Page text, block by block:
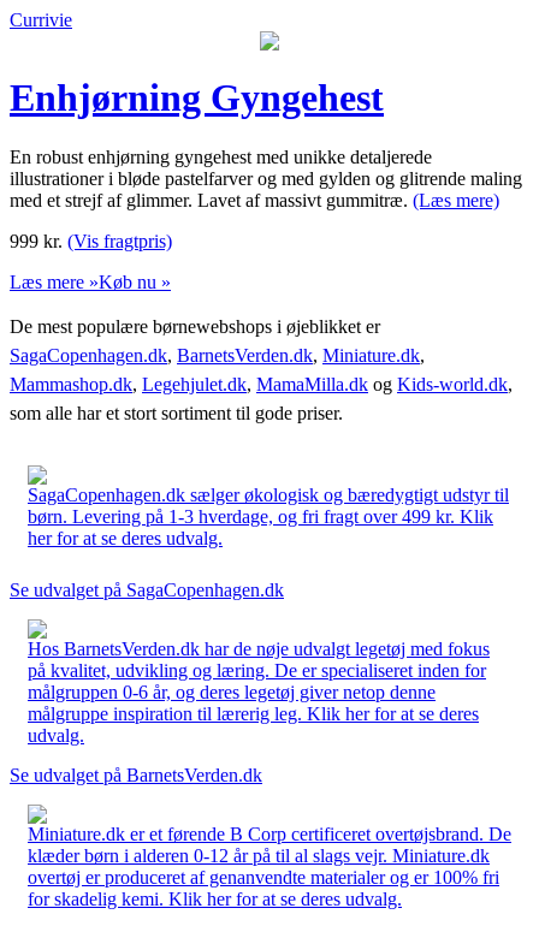
Currivie
Enhjørning Gyngehest
En robust enhjørning gyngehest med unikke detaljerede
illustrationer i bløde pastelfarver og med gylden og glitrende maling
med et strejf af glimmer. Lavet af massivt gummitræ. (Læs mere)
999 kr. (Vis fragtpris)
Læs mere »Køb nu »
De mest populære børnewebshops i øjeblikket er
SagaCopenhagen.dk, BarnetsVerden.dk, Miniature.dk,
Mammashop.dk, Legehjulet.dk, MamaMilla.dk og Kids-world.dk,
som alle har et stort sortiment til gode priser.
SagaCopenhagen.dk sælger økologisk og bæredygtigt udstyr til
børn. Levering på 1-3 hverdage, og fri fragt over 499 kr. Klik
her for at se deres udvalg.
Se udvalget på SagaCopenhagen.dk
Hos BarnetsVerden.dk har de nøje udvalgt legetøj med fokus
på kvalitet, udvikling og læring. De er specialiseret inden for
målgruppen 0-6 år, og deres legetøj giver netop denne
målgruppe inspiration til lærerig leg. Klik her for at se deres
udvalg.
Se udvalget på BarnetsVerden.dk
Miniature.dk er et førende B Corp certificeret overtøjsbrand. De
klæder børn i alderen 0-12 år på til al slags vejr. Miniature.dk
overtøj er produceret af genanvendte materialer og er 100% fri
for skadelig kemi. Klik her for at se deres udvalg.